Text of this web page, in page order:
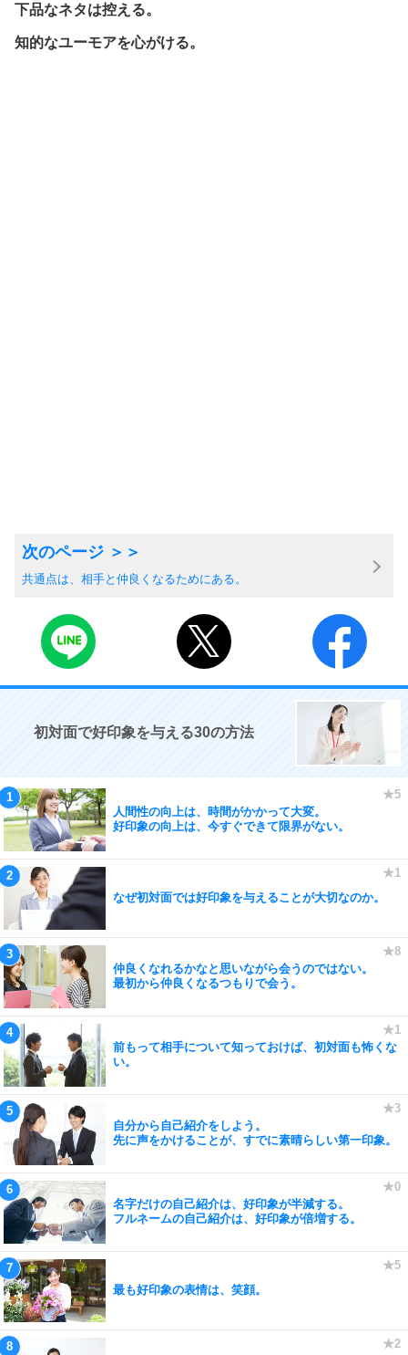
下品なネタは控える。
知的なユーモアを心がける。
共通点は、相手と仲良くなるためにある。
初対面で好印象を与える30の方法
人間性の向上は、時間がかかって大変。
好印象の向上は、今すぐできて限界がない。
なぜ初対面では好印象を与えることが大切なのか。
仲良くなれるかなと思いながら会うのではない。
最初から仲良くなるつもりで会う。
前もって相手について知っておけば、初対面も怖くな
い。
自分から自己紹介をしよう。
先に声をかけることが、すでに素晴らしい第一印象。
名字だけの自己紹介は、好印象が半減する。
フルネームの自己紹介は、好印象が倍増する。
最も好印象の表情は、笑顔。